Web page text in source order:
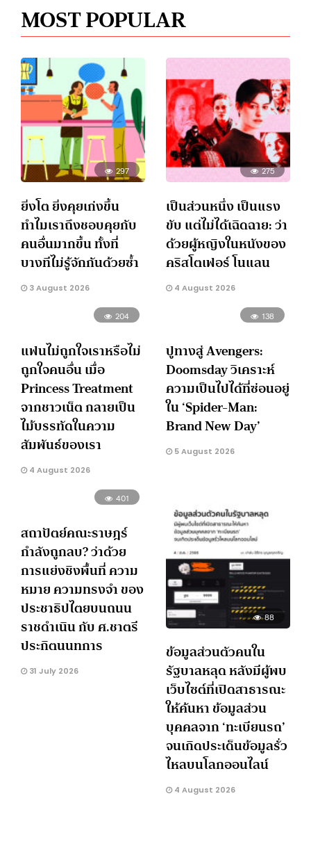
MOST POPULAR
297
ยิ่งโต ยิ่งคุยเก่งขึ้น
ทำไมเราถึงชอบคุยกับ
คนอื่นมากขึ้น ทั้งที่
บางทีไม่รู้จักกันด้วยซ้ำ
3 August 2026
275
เป็นส่วนหนึ่ง เป็นแรง
ขับ แต่ไม่ได้เฉิดฉาย: ว่า
ด้วยผู้หญิงในหนังของ
คริสโตเฟอร์ โนแลน
4 August 2026
204
แฟนไม่ถูกใจเราหรือไม่
ถูกใจคนอื่น เมื่อ
Princess Treatment
จากชาวเน็ต กลายเป็น
ไม้บรรทัดในความ
สัมพันธ์ของเรา
4 August 2026
138
ปูทางสู่ Avengers:
Doomsday วิเคราะห์
ความเป็นไปได้ที่ซ่อนอยู่
ใน ‘Spider-Man:
Brand New Day’
5 August 2026
401
สถาปัตย์คณะราษฎร์
กำลังถูกลบ? ว่าด้วย
การแย่งชิงพื้นที่ ความ
หมาย ความทรงจำ ของ
ประชาธิปไตยบนถนน
ราชดำเนิน กับ ศ.ชาตรี
ประกิตนนทการ
31 July 2026
88
ข้อมูลส่วนตัวคนใน
รัฐบาลหลุด หลังมีผู้พบ
เว็บไซต์ที่เปิดสาธารณะ
ให้ค้นหา ข้อมูลส่วน
บุคคลจาก ‘ทะเบียนรถ’
จนเกิดประเด็นข้อมูลรั่ว
ไหลบนโลกออนไลน์
4 August 2026